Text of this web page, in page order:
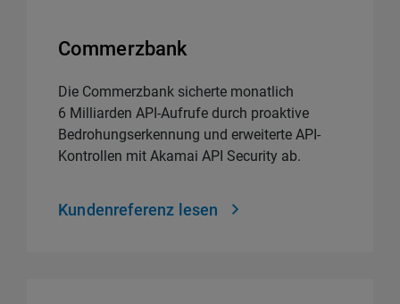
Commerzbank
Die Commerzbank sicherte monatlich
6 Milliarden API-Aufrufe durch proaktive
Bedrohungserkennung und erweiterte API-
Kontrollen mit Akamai API Security ab.
Kundenreferenz lesen